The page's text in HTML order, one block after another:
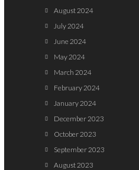
August 2024
July 2024
June 2024
May 2024
March 2024
February 2024
January 2024
December 2023
October 2023
September 2023
August 2023